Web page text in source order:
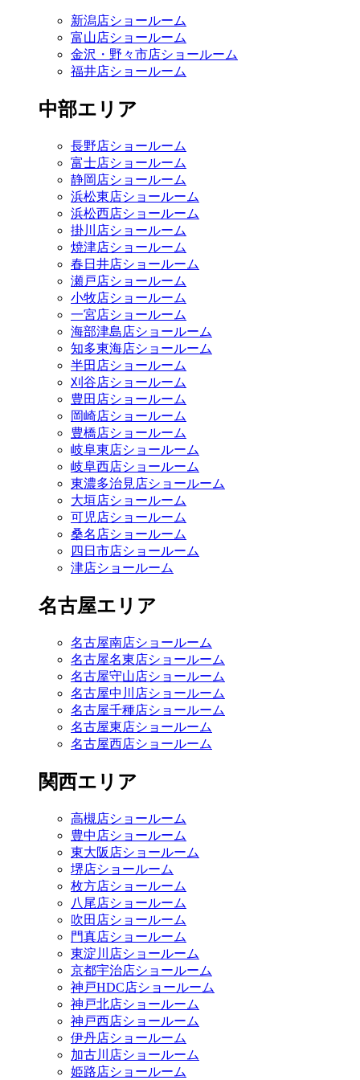
新潟店ショールーム
富山店ショールーム
金沢・野々市店ショールーム
福井店ショールーム
中部エリア
長野店ショールーム
富士店ショールーム
静岡店ショールーム
浜松東店ショールーム
浜松西店ショールーム
掛川店ショールーム
焼津店ショールーム
春日井店ショールーム
瀬戸店ショールーム
小牧店ショールーム
一宮店ショールーム
海部津島店ショールーム
知多東海店ショールーム
半田店ショールーム
刈谷店ショールーム
豊田店ショールーム
岡崎店ショールーム
豊橋店ショールーム
岐阜東店ショールーム
岐阜西店ショールーム
東濃多治見店ショールーム
大垣店ショールーム
可児店ショールーム
桑名店ショールーム
四日市店ショールーム
津店ショールーム
名古屋エリア
名古屋南店ショールーム
名古屋名東店ショールーム
名古屋守山店ショールーム
名古屋中川店ショールーム
名古屋千種店ショールーム
名古屋東店ショールーム
名古屋西店ショールーム
関西エリア
高槻店ショールーム
豊中店ショールーム
東大阪店ショールーム
堺店ショールーム
枚方店ショールーム
八尾店ショールーム
吹田店ショールーム
門真店ショールーム
東淀川店ショールーム
京都宇治店ショールーム
神戸HDC店ショールーム
神戸北店ショールーム
神戸西店ショールーム
伊丹店ショールーム
加古川店ショールーム
姫路店ショールーム